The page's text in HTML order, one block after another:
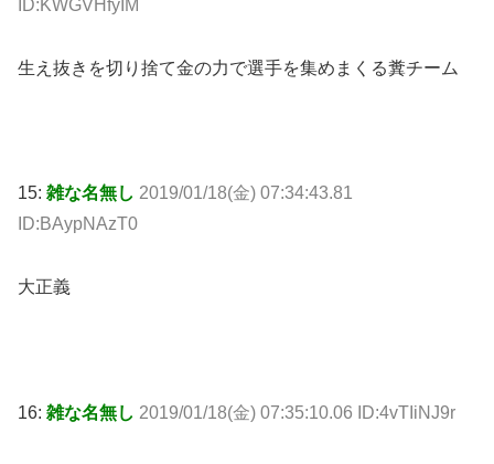
ID:KWGVHfyIM
生え抜きを切り捨て金の力で選手を集めまくる糞チーム
15: 雑な名無し 2019/01/18(金) 07:34:43.81
ID:BAypNAzT0
大正義
16: 雑な名無し 2019/01/18(金) 07:35:10.06 ID:4vTIiNJ9r